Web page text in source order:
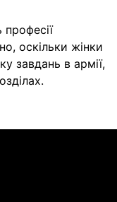
оскільки жінки
завдань в армії,